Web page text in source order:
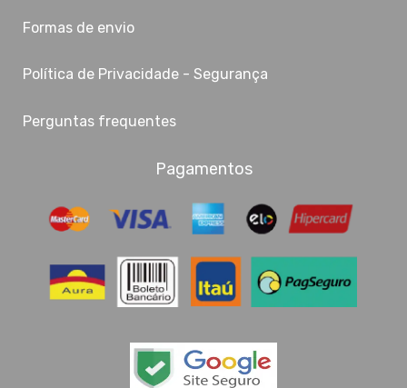
Formas de envio
Política de Privacidade - Segurança
Perguntas frequentes
Pagamentos